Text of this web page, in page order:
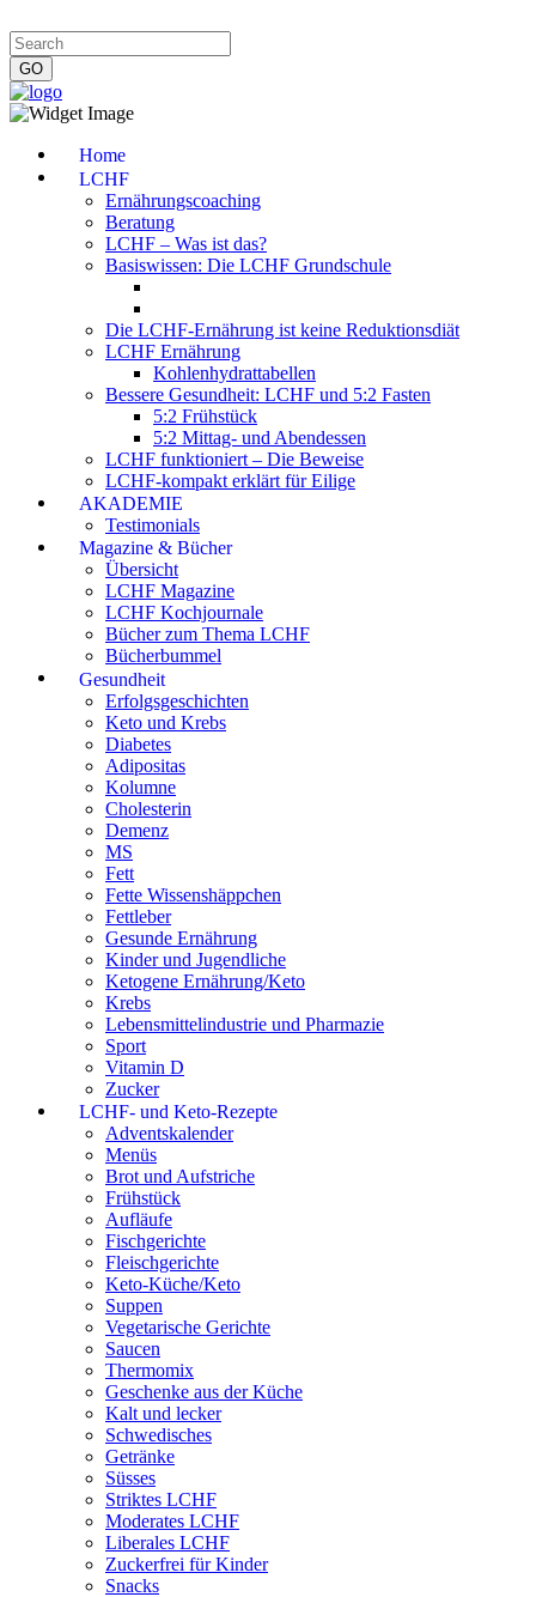
Home
LCHF
Ernährungscoaching
Beratung
LCHF – Was ist das?
Basiswissen: Die LCHF Grundschule
Die LCHF-Ernährung ist keine Reduktionsdiät
LCHF Ernährung
Kohlenhydrattabellen
Bessere Gesundheit: LCHF und 5:2 Fasten
5:2 Frühstück
5:2 Mittag- und Abendessen
LCHF funktioniert – Die Beweise
LCHF-kompakt erklärt für Eilige
AKADEMIE
Testimonials
Magazine & Bücher
Übersicht
LCHF Magazine
LCHF Kochjournale
Bücher zum Thema LCHF
Bücherbummel
Gesundheit
Erfolgsgeschichten
Keto und Krebs
Diabetes
Adipositas
Kolumne
Cholesterin
Demenz
MS
Fett
Fette Wissenshäppchen
Fettleber
Gesunde Ernährung
Kinder und Jugendliche
Ketogene Ernährung/Keto
Krebs
Lebensmittelindustrie und Pharmazie
Sport
Vitamin D
Zucker
LCHF- und Keto-Rezepte
Adventskalender
Menüs
Brot und Aufstriche
Frühstück
Aufläufe
Fischgerichte
Fleischgerichte
Keto-Küche/Keto
Suppen
Vegetarische Gerichte
Saucen
Thermomix
Geschenke aus der Küche
Kalt und lecker
Schwedisches
Getränke
Süsses
Striktes LCHF
Moderates LCHF
Liberales LCHF
Zuckerfrei für Kinder
Snacks